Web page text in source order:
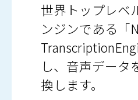
世界トップレベ
ンジンである「
し、音声データ
換します。